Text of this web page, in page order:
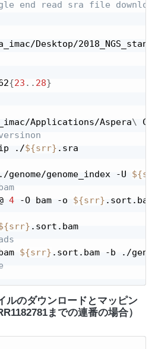
end read sra file
Desktop/
{23 .. 28}
Applications/Aspera
\
./
${srr} .sra
genome_index -U
4 -O bam -o ${srr}
.sort.bam
${srr} .sort.bam -b ./
ルのダウンロードとマッピン
までの連番の場合）